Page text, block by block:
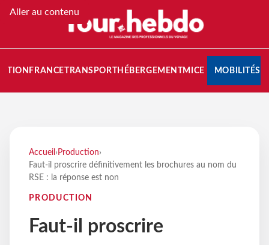
Aller au contenu
FRANCETRANSPORT HÉBERGEMENTMICE MOBILITÉS
Accueil › Production›
Faut-il proscrire définitivement les brochures au nom du
RSE : la réponse est non
PRODUCTION
Faut-il proscrire